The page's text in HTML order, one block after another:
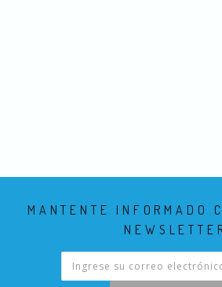
MANTENTE INFORMADO